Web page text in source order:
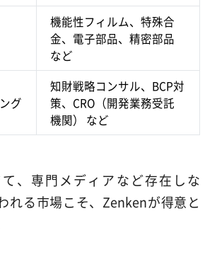
機能性フィルム、特殊合
金、電子部品、精密部品
など
グ
知財戦略コンサル、BCP対
策、CRO（開発業務受託
機関） など
て、専門メディアなど存在しな
れる市場こそ、Zenkenが得意と